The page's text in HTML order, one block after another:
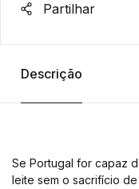
Partilhar
Descrição
Se Portugal for capaz
leite sem o sacrifício